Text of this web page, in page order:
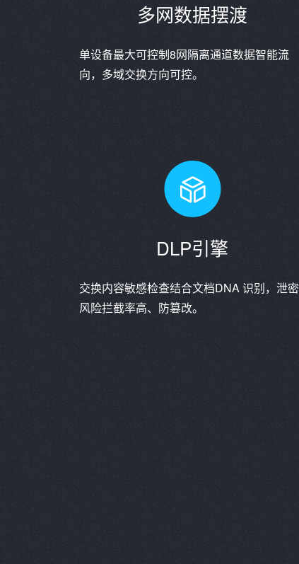
多网数据摆渡
单设备最大可控制8网隔离通道数据智能流
向，多域交换方向可控。
DLP引擎
交换内容敏感检查结合文档DNA 识别，泄密
风险拦截率高、防篡改。